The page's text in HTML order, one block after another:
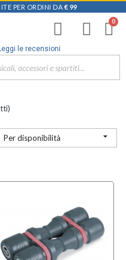
PER ORDINI DA € 99
le recensioni
Per disponibilità 